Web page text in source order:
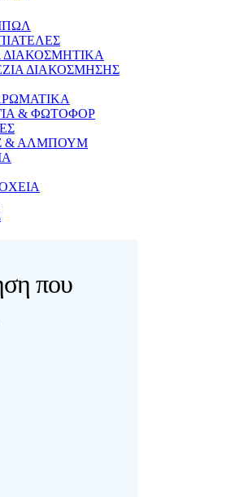
ΔΙΑΚΟΣΜΗΤΙΚΑ
ΔΙΑΚΟΣΜΗΣΗΣ
& ΦΩΤΟΦΟΡ
& ΑΛΜΠΟΥΜ
που